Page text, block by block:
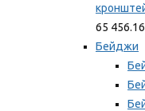
65
Бейджи